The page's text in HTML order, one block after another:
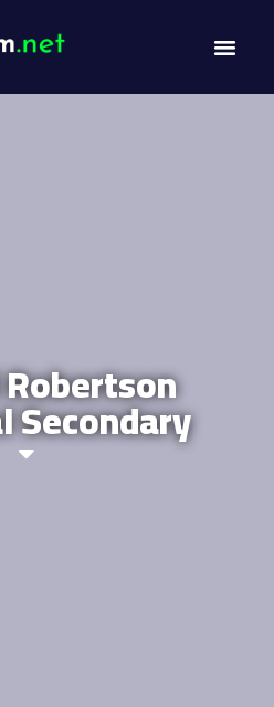
Secondary